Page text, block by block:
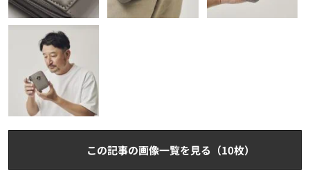
この記事の画像一覧を見る（10枚）